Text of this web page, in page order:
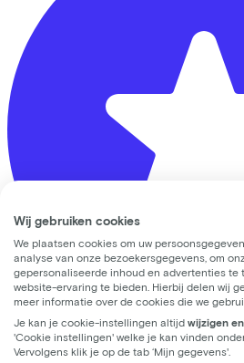
Bike Totaal Smeeing de Bilt
Wij gebruiken cookies
We plaatsen cookies om uw
analyse van onze bezoekersgegevens, om
gepersonaliseerde inhoud en advertenties te
website-ervaring te bieden. Hierbij delen wij
meer informatie over de cookies die we
Je kan je cookie-instellingen altijd wijzigen
'Cookie instellingen' welke je kan vinden
Vervolgens klik je op de tab ‘Mijn gegevens'.